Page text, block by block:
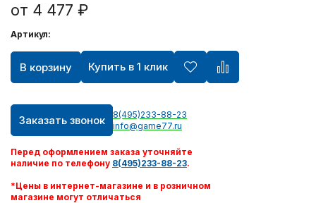
от 4 477 ₽
Артикул:
В корзину Купить в 1 клик
Заказать звонок
8(495)233-88-23
info@game77.ru
Перед оформлением заказа уточняйте
наличие по телефону 8(495)233-88-23.
*Цены в интернет-магазине и в розничном
магазине могут отличаться